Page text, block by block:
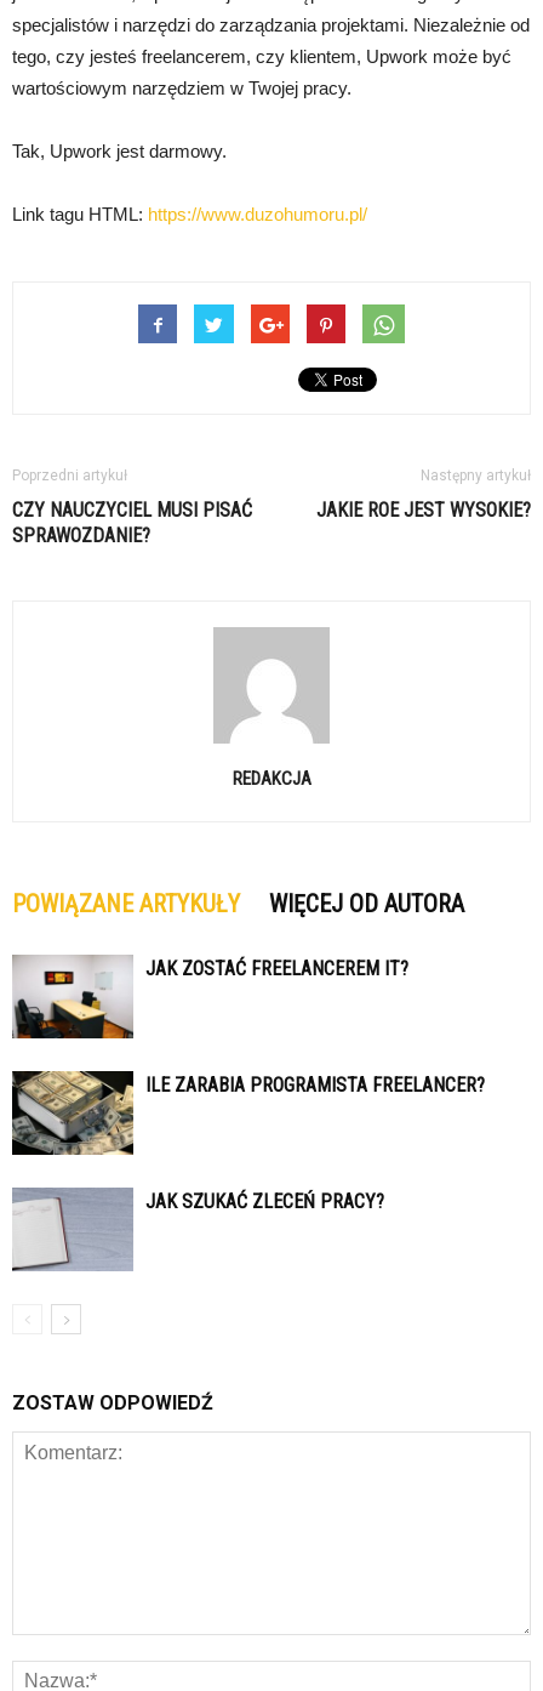
specjalistów i narzędzi do zarządzania projektami. Niezależnie od
tego, czy jesteś freelancerem, czy klientem, Upwork może być
wartościowym narzędziem w Twojej pracy.
Tak, Upwork jest darmowy.
Link tagu HTML: https://www.duzohumoru.pl/
Poprzedni artykuł
CZY NAUCZYCIEL MUSI PISAĆ
SPRAWOZDANIE?
Następny artykuł
JAKIE ROE JEST WYSOKIE?
REDAKCJA
POWIĄZANE ARTYKUŁY WIĘCEJ OD AUTORA
JAK ZOSTAĆ FREELANCEREM IT?
ILE ZARABIA PROGRAMISTA FREELANCER?
JAK SZUKAĆ ZLECEŃ PRACY?
ZOSTAW ODPOWIEDŹ